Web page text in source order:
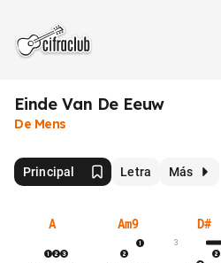
Einde Van De Eeuw
De Mens
Principal Letra Más
A Am9 D#
3